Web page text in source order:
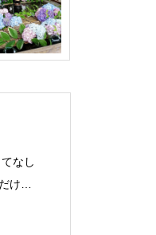
なし
けま